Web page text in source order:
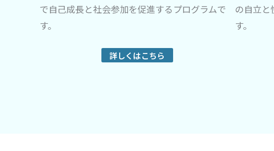
で自己成長と社会参加を促進するプログラムで
す。
詳しくはこちら
の自立と
す。